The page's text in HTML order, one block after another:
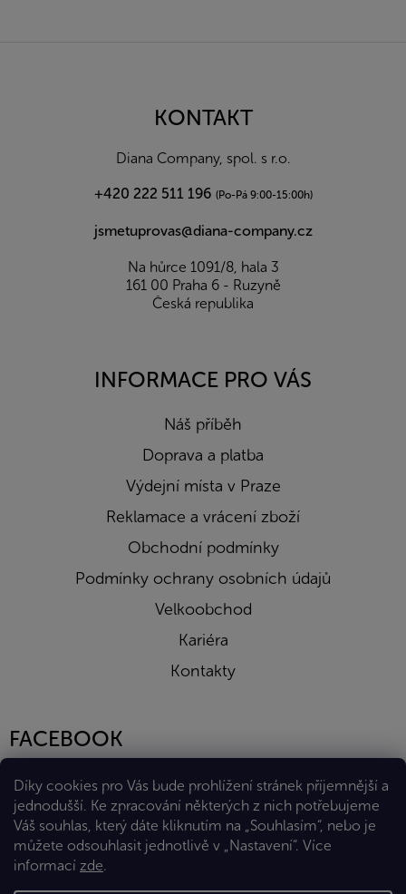
Díky cookies pro Vás bude prohlížení stránek příjemnější a
jednodušší. Ke zpracování některých z nich potřebujeme
Váš souhlas, který dáte kliknutím na „Souhlasím“, nebo je
můžete odsouhlasit jednotlivě v „Nastavení“. Více
informací zde.
KONTAKT
Diana Company, spol. s r.o.
+420 222 511 196 (Po-Pá 9:00-15:00h)
jsmetuprovas@diana-company.cz
Na hůrce 1091/8, hala 3
161 00 Praha 6 - Ruzyně
Česká republika
INFORMACE PRO VÁS
Náš příběh
Doprava a platba
Výdejní místa v Praze
Reklamace a vrácení zboží
Obchodní podmínky
Podmínky ochrany osobních údajů
Velkoobchod
Kariéra
Kontakty
FACEBOOK